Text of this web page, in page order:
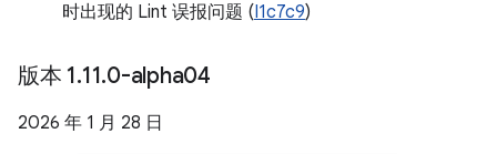
时出现的 Lint 误报问题 (I1c7c9)
版本 1.11.0-alpha04
2026 年 1 月 28 日